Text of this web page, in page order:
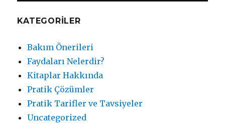
KATEGORILER
Bakım Önerileri
Faydaları Nelerdir?
Kitaplar Hakkında
Pratik Çözümler
Pratik Tarifler ve Tavsiyeler
Uncategorized